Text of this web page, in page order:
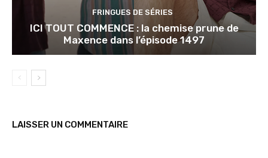
FRINGUES DE SÉRIES
ICI TOUT COMMENCE : la chemise prune de
Maxence dans l’épisode 1497
LAISSER UN COMMENTAIRE